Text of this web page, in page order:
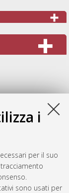
i
per il suo
sono usati per